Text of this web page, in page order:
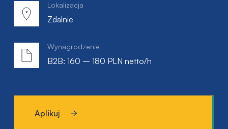
Lokalizacja
Zdalnie
Wynagrodzenie
B2B: 160 – 180 PLN netto/h
Aplikuj